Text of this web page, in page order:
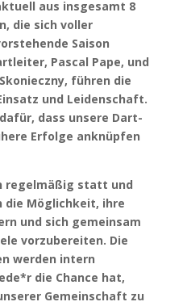
aus insgesamt 8
die sich voller
Saison
Pascal Pape, und
führen die
und Leidenschaft.
dass unsere Dart-
Erfolge anknüpfen
regelmäßig statt und
Möglichkeit, ihre
und sich gemeinsam
vorzubereiten. Die
werden intern
die Chance hat,
Gemeinschaft zu